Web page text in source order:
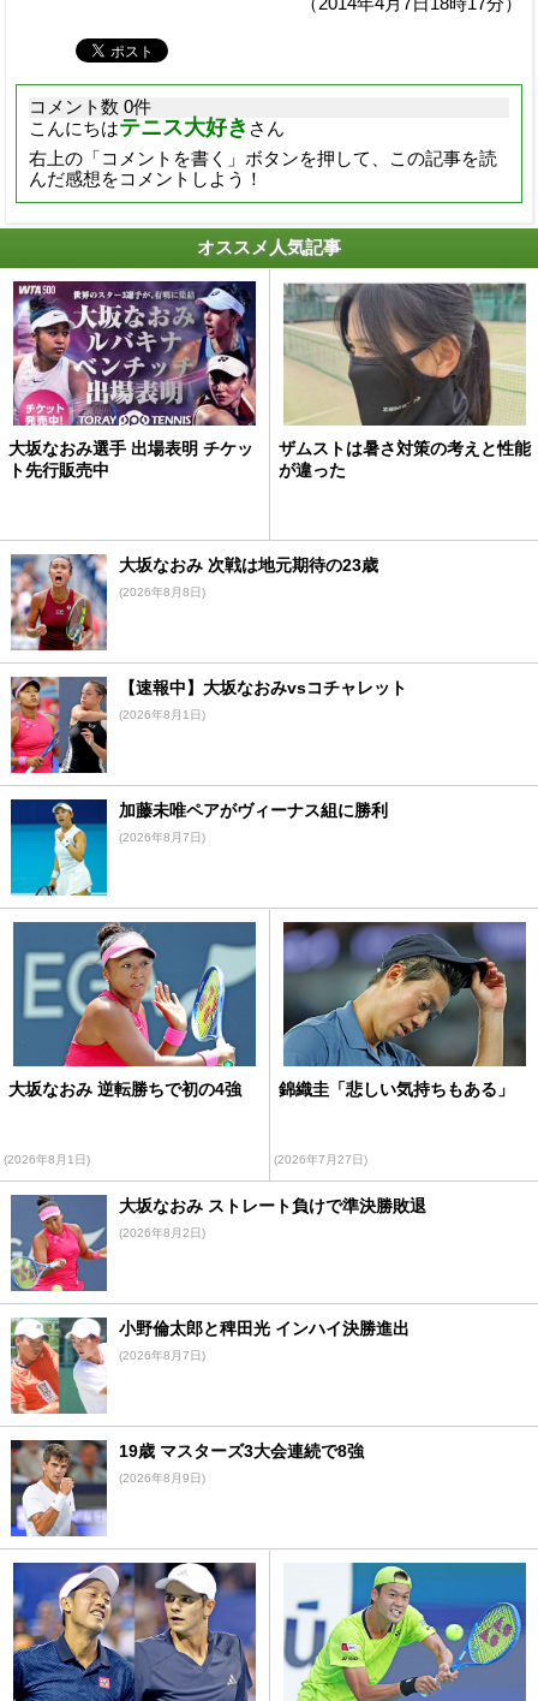
（2014年4月7日18時17分）
コメント数 0件
こんにちはテニス大好き さん
右上の「コメントを書く」ボタンを押して、この記事を読
んだ感想をコメントしよう！
オススメ人気記事
大坂なおみ選手 出場表明 チケッ
ト先行販売中
ザムストは暑さ対策の考えと性能
が違った
大坂なおみ 次戦は地元期待の23歳
(2026年8月8日)
【速報中】大坂なおみvsコチャレット
(2026年8月1日)
加藤未唯ペアがヴィーナス組に勝利
(2026年8月7日)
大坂なおみ 逆転勝ちで初の4強
(2026年8月1日)
錦織圭「悲しい気持ちもある」
(2026年7月27日)
大坂なおみ ストレート負けで準決勝敗退
(2026年8月2日)
小野倫太郎と稗田光 インハイ決勝進出
(2026年8月7日)
19歳 マスターズ3大会連続で8強
(2026年8月9日)